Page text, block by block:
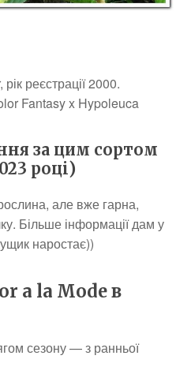
реєстрації 2000.
Fantasy x Hypoleuca
за цим сортом
році)
але вже гарна,
Більше інформації дам у
наростає))
a la Mode в
сезону — з ранньої